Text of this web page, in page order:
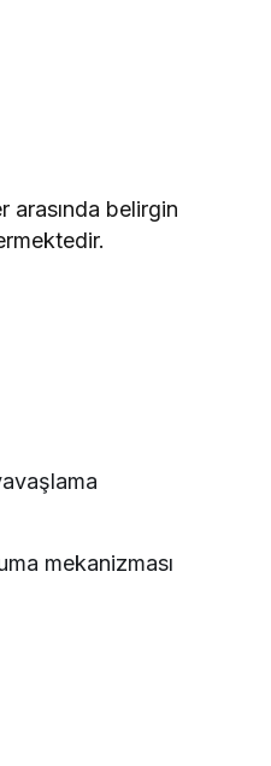
arasında belirgin
mekanizması